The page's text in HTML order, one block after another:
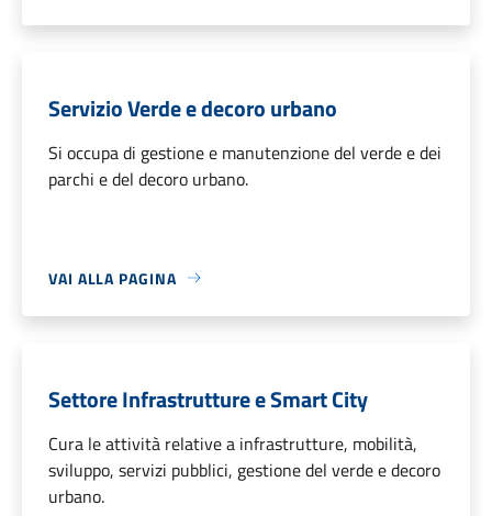
Servizio Verde e decoro urbano
Si occupa di gestione e manutenzione del verde e dei
parchi e del decoro urbano.
VAI ALLA PAGINA
Settore Infrastrutture e Smart City
Cura le attività relative a infrastrutture, mobilità,
sviluppo, servizi pubblici, gestione del verde e decoro
urbano.